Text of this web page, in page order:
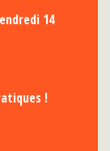
14
!